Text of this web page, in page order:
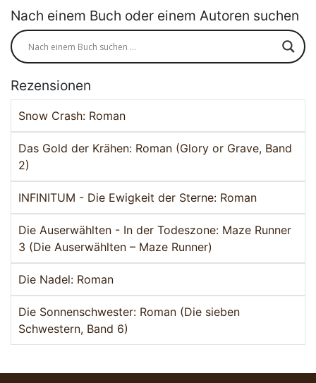
Nach einem Buch oder einem Autoren suchen
Rezensionen
Snow Crash: Roman
Das Gold der Krähen: Roman (Glory or Grave, Band
2)
INFINITUM - Die Ewigkeit der Sterne: Roman
Die Auserwählten - In der Todeszone: Maze Runner
3 (Die Auserwählten – Maze Runner)
Die Nadel: Roman
Die Sonnenschwester: Roman (Die sieben
Schwestern, Band 6)